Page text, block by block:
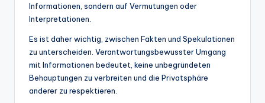
Informationen, sondern auf Vermutungen oder
Interpretationen.
Es ist daher wichtig, zwischen Fakten und Spekulationen
zu unterscheiden. Verantwortungsbewusster Umgang
mit Informationen bedeutet, keine unbegründeten
Behauptungen zu verbreiten und die Privatsphäre
anderer zu respektieren.